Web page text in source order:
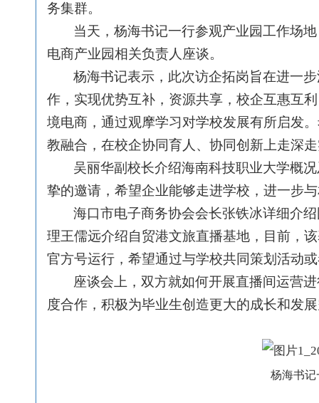
务集群。
当天，杨海书记一行参观产业园工作场
电商产业园相关负责人座谈。
杨海书记表示，此次访企拓岗旨在进一
作，实现优势互补，资源共享，校企互惠互
境电商，通过观摩学习对学校发展有所启发
教融合，在校企协同育人、协同创新上走深
吴丽华副校长介绍海南科技职业大学概
挚的邀请，希望企业能够走进学校，进一步
海口市电子商务协会会长张铁冰详细介
理王儒远介绍自贸港文旅直播基地，目前，
官方号运行，希望通过与学校共同策划活动
座谈会上，双方就如何开展直播间运营
度合作，积极为毕业生创造更大的成长和发
杨海书记